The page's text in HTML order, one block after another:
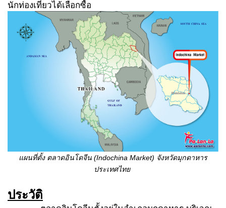
นักท่องเที่ยวได้เลือกซื้อ
แผนที่ตั้ง ตลาดอินโดจีน (Indochina Market) จังหวัดมุกดาหาร
ประเทศไทย
ประวัติ